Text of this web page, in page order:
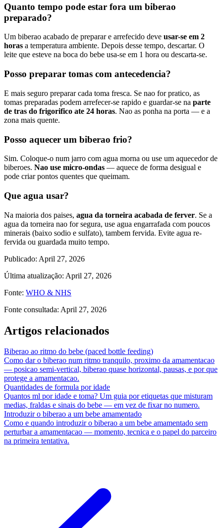
Quanto tempo pode estar fora um biberao
preparado?
Um biberao acabado de preparar e arrefecido deve usar-se em 2
horas a temperatura ambiente. Depois desse tempo, descartar. O
leite que esteve na boca do bebe usa-se em 1 hora ou descarta-se.
Posso preparar tomas com antecedencia?
E mais seguro preparar cada toma fresca. Se nao for pratico, as
tomas preparadas podem arrefecer-se rapido e guardar-se na parte
de tras do frigorifico ate 24 horas. Nao as ponha na porta — e a
zona mais quente.
Posso aquecer um biberao frio?
Sim. Coloque-o num jarro com agua morna ou use um aquecedor de
biberoes. Nao use micro-ondas — aquece de forma desigual e
pode criar pontos quentes que queimam.
Que agua usar?
Na maioria dos paises, agua da torneira acabada de ferver. Se a
agua da torneira nao for segura, use agua engarrafada com poucos
minerais (baixo sodio e sulfato), tambem fervida. Evite agua re-
fervida ou guardada muito tempo.
Publicado: April 27, 2026
Última atualização: April 27, 2026
Fonte: WHO & NHS
Fonte consultada: April 27, 2026
Artigos relacionados
Biberao ao ritmo do bebe (paced bottle feeding)
Como dar o biberao num ritmo tranquilo, proximo da amamentacao
— posicao semi-vertical, biberao quase horizontal, pausas, e por que
protege a amamentacao.
Quantidades de formula por idade
Quantos ml por idade e toma? Um guia por etiquetas que misturam
medias, fraldas e sinais do bebe — em vez de fixar no numero.
Introduzir o biberao a um bebe amamentado
Como e quando introduzir o biberao a um bebe amamentado sem
perturbar a amamentacao — momento, tecnica e o papel do parceiro
na primeira tentativa.